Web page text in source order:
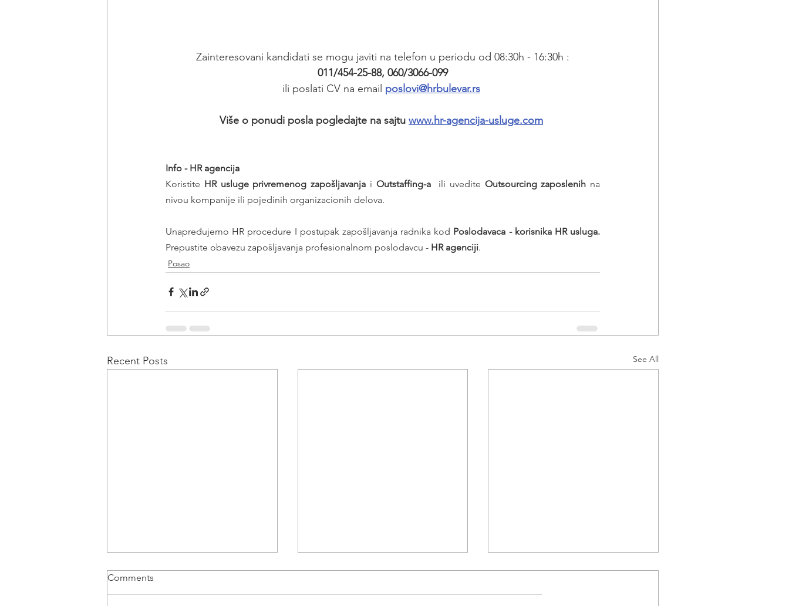
Zainteresovani kandidati se mogu javiti na telefon u periodu od 08:30h - 16:30h :
011/454-25-88, 060/3066-099
ili poslati CV na email poslovi@hrbulevar.rs
Više o ponudi posla pogledajte na sajtu www.hr-agencija-usluge.com
Info - HR agencija
Koristite HR usluge privremenog zapošljavanja i Outstaffing-a
  ili uvedite
Outsourcing zaposlenih na
nivou kompanije ili pojedinih organizacionih delova.
Unapređujemo HR procedure I postupak zapošljavanja radnika kod
Prepustite obavezu zapošljavanja profesionalnom poslodavcu - HR agenciji.
Posao
Recent Posts See All
Comments